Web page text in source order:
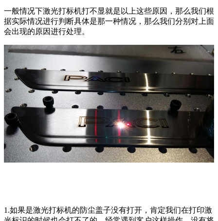
一般情况下激光打标机打不显就是以上这些原因，那么我们根
据实际情况进行判断具体是那一种情况，那么我们分别对上面
会出现的原因进行处理。
1.如果是激光打标机的防尘盖子没有打开，肯定我们在打印激